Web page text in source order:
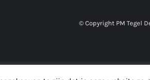
© Copyright PM Tegel